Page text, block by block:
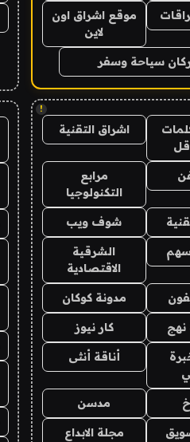
موقع اشراق اون
لاين
سياحة وسفر
!
اشراق التقنية
مرابع
التكنولوجيا
شوف ويب
الشرقية
الاقتصادية
مدونة كوكان
كار نيوز
أناقة أنثى
مدسن
مجلة الابداع